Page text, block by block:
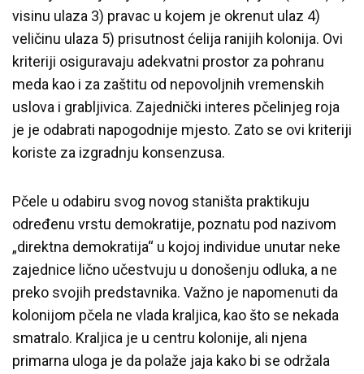
visinu ulaza 3) pravac u kojem je okrenut ulaz 4)
veličinu ulaza 5) prisutnost ćelija ranijih kolonija. Ovi
kriteriji osiguravaju adekvatni prostor za pohranu
meda kao i za zaštitu od nepovoljnih vremenskih
uslova i grabljivica. Zajednički interes pčelinjeg roja
je je odabrati napogodnije mjesto. Zato se ovi kriteriji
koriste za izgradnju konsenzusa.
Pčele u odabiru svog novog staništa praktikuju
određenu vrstu demokratije, poznatu pod nazivom
„direktna demokratija“ u kojoj individue unutar neke
zajednice lično učestvuju u donošenju odluka, a ne
preko svojih predstavnika. Važno je napomenuti da
kolonijom pčela ne vlada kraljica, kao što se nekada
smatralo. Kraljica je u centru kolonije, ali njena
primarna uloga je da polaže jaja kako bi se održala